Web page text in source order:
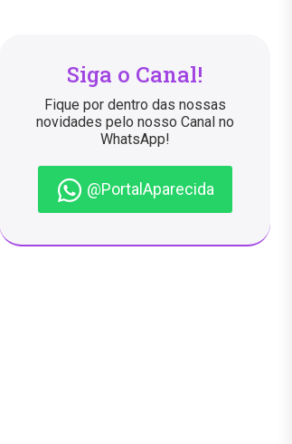
Siga o Canal!
Fique por dentro das nossas
novidades pelo nosso Canal no
WhatsApp!
@PortalAparecida